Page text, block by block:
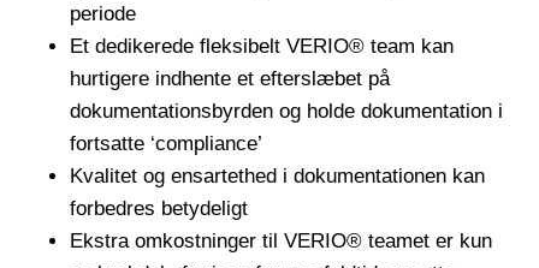
periode
Et dedikerede fleksibelt VERIO® team kan
hurtigere indhente et efterslæbet på
dokumentationsbyrden og holde dokumentation i
fortsatte ‘compliance’
Kvalitet og ensartethed i dokumentationen kan
forbedres betydeligt
Ekstra omkostninger til VERIO® teamet er kun